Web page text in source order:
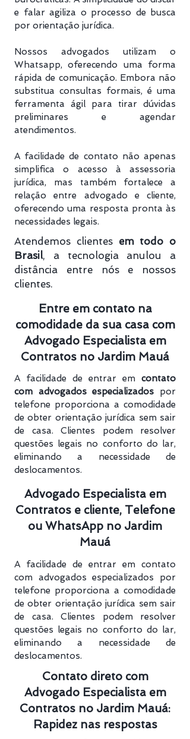
e falar agiliza o processo de busca
por orientação jurídica.
Nossos advogados utilizam o
Whatsapp, oferecendo uma forma
rápida de comunicação. Embora não
substitua consultas formais, é uma
ferramenta ágil para tirar dúvidas
preliminares e agendar
atendimentos.
A facilidade de contato não apenas
simplifica o acesso à assessoria
jurídica, mas também fortalece a
relação entre advogado e cliente,
oferecendo uma resposta pronta às
necessidades legais.
Atendemos clientes em todo o
Brasil, a tecnologia anulou a
distância entre nós e nossos
clientes.
Entre em contato na
comodidade da sua casa com
Advogado Especialista em
Contratos no Jardim Mauá
A facilidade de entrar em contato
com advogados especializados por
telefone proporciona a comodidade
de obter orientação jurídica sem sair
de casa. Clientes podem resolver
questões legais no conforto do lar,
eliminando a necessidade de
deslocamentos.
Advogado Especialista em
Contratos e cliente, Telefone
ou WhatsApp no Jardim
Mauá
A facilidade de entrar em contato
com advogados especializados por
telefone proporciona a comodidade
de obter orientação jurídica sem sair
de casa. Clientes podem resolver
questões legais no conforto do lar,
eliminando a necessidade de
deslocamentos.
Contato direto com
Advogado Especialista em
Contratos no Jardim Mauá:
Rapidez nas respostas